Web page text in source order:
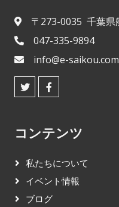
〒273-0035 千葉県
047-335-9894
info@e-saikou.com
コンテンツ
私たちについて
イベント情報
ブログ